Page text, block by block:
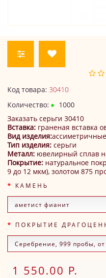
Код товара: 30410
Количество:
1000
Заказать серьги 30410
Вставка: граненая вставка
Вид изделия:
Тип изделия: серьги
Металл: ювелирный сплав
Покрытие: натуральное
9 до 12 мкм), золотом 875
КАМЕНЬ
ПОКРЫТИЕ
1 550.00 Р.